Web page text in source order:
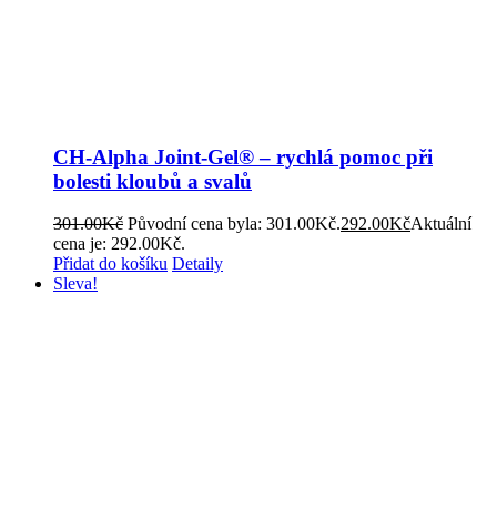
CH-Alpha Joint-Gel® – rychlá pomoc při
bolesti kloubů a svalů
301.00Kč Původní cena byla: 301.00Kč.292.00KčAktuální
cena je: 292.00Kč.
Přidat do košíku Detaily
Sleva!